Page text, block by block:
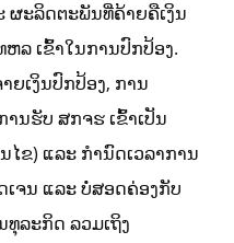
ຜະລິດຕະພັນທີ່ຄ້າຍຄືເງິນ
ລ ເຂົ້າໃນການປົກປ້ອງ.
ເງິນປົກປ້ອງ, ການ
ນຮັບ ສກຈຮ ເຂົ້າເປັນ
ໄຂ) ແລະ ກໍານົດເວລາການ
ເຈນ ແລະ ບໍ່ສອດຄ່ອງກັບ
ລະກິດ ລວມເຖິງ